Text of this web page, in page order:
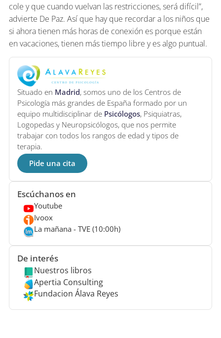
cole y que cuando vuelvan las restricciones, será difícil”,
advierte De Paz. Así que hay que recordar a los niños que
si ahora tienen más horas de conexión es porque están
en vacaciones, tienen más tiempo libre y es algo puntual.
Situado en Madrid, somos uno de los Centros de
Psicología más grandes de España formado por un
equipo multidisciplinar de Psicólogos, Psiquiatras,
Logopedas y Neuropsicólogos, que nos permite
trabajar con todos los rangos de edad y tipos de
terapia.
Pide una cita
Escúchanos en
Youtube
Ivoox
La mañana - TVE (10:00h)
De interés
Nuestros libros
Apertia Consulting
Fundacion Álava Reyes